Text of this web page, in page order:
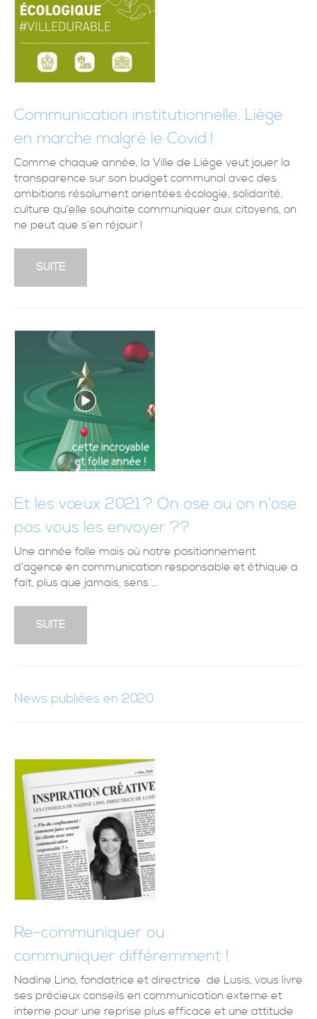
Communication institutionnelle. Liège
en marche malgré le Covid !
Comme chaque année, la Ville de Liège veut jouer la
transparence sur son budget communal avec des
ambitions résolument orientées écologie, solidarité,
culture qu’elle souhaite communiquer aux citoyens, on
ne peut que s’en réjouir !
SUITE
Et les vœux 2021 ? On ose ou on n’ose
pas vous les envoyer ??
Une année folle mais où notre positionnement
d’agence en communication responsable et éthique a
fait, plus que jamais, sens ...
SUITE
News publiées en 2020
Re-communiquer ou
communiquer différemment !
Nadine Lino, fondatrice et directrice de Lusis, vous livre
ses précieux conseils en communication externe et
interne pour une reprise plus efficace et une attitude